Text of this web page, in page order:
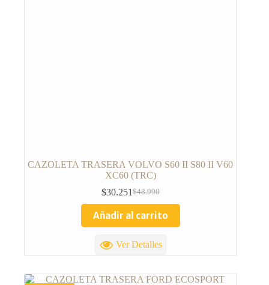
CAZOLETA TRASERA VOLVO S60 II S80 II V60
XC60 (TRC)
$48.990
$30.251
Añadir al carrito
Ver Detalles